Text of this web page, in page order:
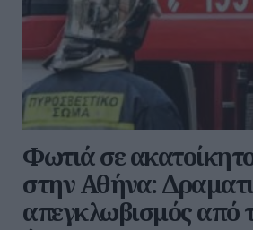
Φωτιά σε
στην Αθήνα:
απεγκλωβισμός από